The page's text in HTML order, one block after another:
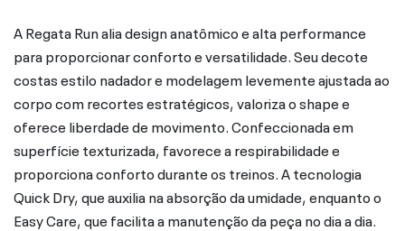
A Regata Run alia design anatômico e alta performance
para proporcionar conforto e versatilidade. Seu decote
costas estilo nadador e modelagem levemente ajustada ao
corpo com recortes estratégicos, valoriza o shape e
oferece liberdade de movimento. Confeccionada em
superfície texturizada, favorece a respirabilidade e
proporciona conforto durante os treinos. A tecnologia
Quick Dry, que auxilia na absorção da umidade, enquanto o
Easy Care, que facilita a manutenção da peça no dia a dia.